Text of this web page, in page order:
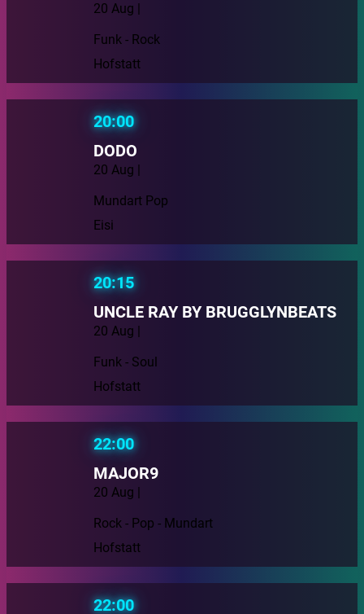
20 Aug |
Funk - Rock
Hofstatt
20:00
DODO
20 Aug |
Mundart Pop
Eisi
20:15
UNCLE RAY BY BRUGGLYNBEATS
20 Aug |
Funk - Soul
Hofstatt
22:00
MAJOR9
20 Aug |
Rock - Pop - Mundart
Hofstatt
22:00